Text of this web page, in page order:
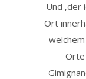
Und
Ort
Orte